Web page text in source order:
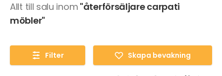
Allt till salu inom "återförsäljare carpati
möbler"
Filter Skapa bevakning